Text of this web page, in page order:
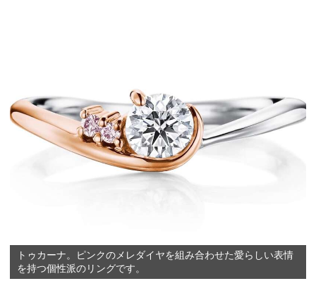
トゥカーナ。ピンクのメレダイヤを組み合わせた愛らしい表情
を持つ個性派のリングです。